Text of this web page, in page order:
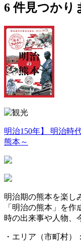
6件見つかり
明治150年】 明治時
熊本～
明治期の熊本を楽し
「明治の熊本」を
時の出来事や人物、
・エリア（市町村）：